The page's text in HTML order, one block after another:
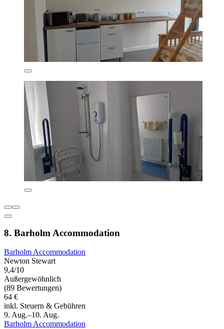
8. Barholm Accommodation
Barholm Accommodation
Newton Stewart
9,4/10
Außergewöhnlich
(89 Bewertungen)
64 €
inkl. Steuern & Gebühren
9. Aug.–10. Aug.
Barholm Accommodation